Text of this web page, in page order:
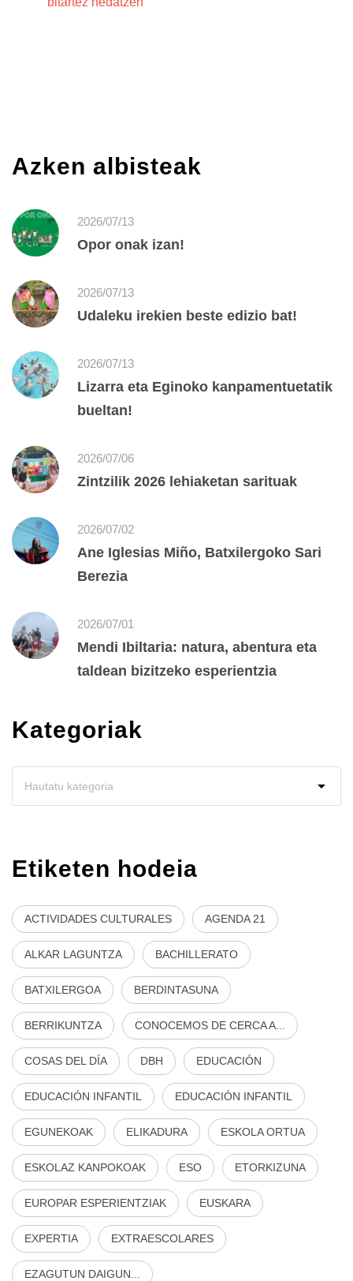
Azken albisteak
2026/07/13
Opor onak izan!
2026/07/13
Udaleku irekien beste edizio bat!
2026/07/13
Lizarra eta Eginoko kanpamentuetatik
bueltan!
2026/07/06
Zintzilik 2026 lehiaketan sarituak
2026/07/02
Ane Iglesias Miño, Batxilergoko Sari
Berezia
2026/07/01
Mendi Ibiltaria: natura, abentura eta
taldean bizitzeko esperientzia
Kategoriak
Etiketen hodeia
ACTIVIDADES CULTURALES AGENDA 21
ALKAR LAGUNTZA BACHILLERATO
BATXILERGOA BERDINTASUNA
BERRIKUNTZA CONOCEMOS DE CERCA A...
COSAS DEL DÍA DBH EDUCACIÓN
EDUCACIÓN INFANTIL EDUCACIÓN INFANTIL
EGUNEKOAK ELIKADURA ESKOLA ORTUA
ESKOLAZ KANPOKOAK ESO ETORKIZUNA
EUROPAR ESPERIENTZIAK EUSKARA
EXPERTIA EXTRAESCOLARES
EZAGUTUN DAIGUN...